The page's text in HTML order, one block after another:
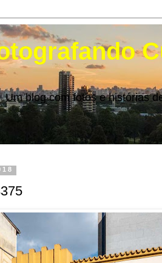
Um blog com fotos e histórias